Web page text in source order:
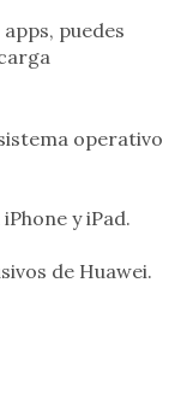
puedes
operativo
y iPad.
de Huawei.